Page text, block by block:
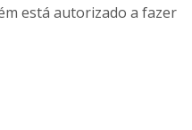
está autorizado a fazer